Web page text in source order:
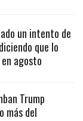
un intento de
que lo
agosto
Trump
más del